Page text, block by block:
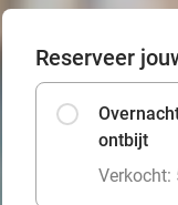
Reserveer
ontbijt
Verkocht: